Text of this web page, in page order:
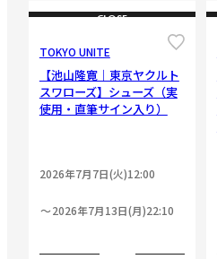
CLOSE
TOKYO UNITE
【池山隆寛｜東京ヤクルト
スワローズ】シューズ（実
使用・直筆サイン入り）
2026年7月7日(火)12:00
2026年7月13日(月)22:10